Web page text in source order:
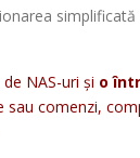
NAS-uri și o
sau comenzi,